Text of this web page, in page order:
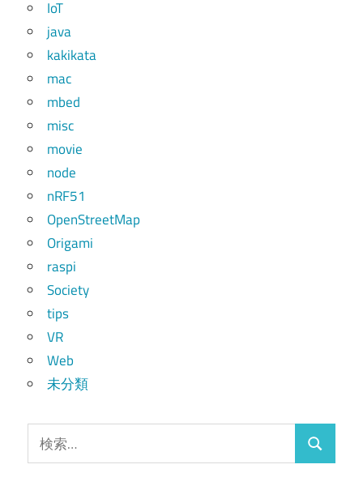
IoT
java
kakikata
mac
mbed
misc
movie
node
nRF51
OpenStreetMap
Origami
raspi
Society
tips
VR
Web
未分類
索:
検